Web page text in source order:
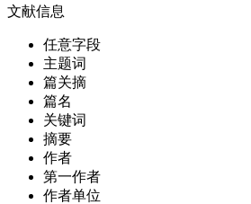
文献信息
任意字段
主题词
篇关摘
篇名
关键词
摘要
作者
第一作者
作者单位